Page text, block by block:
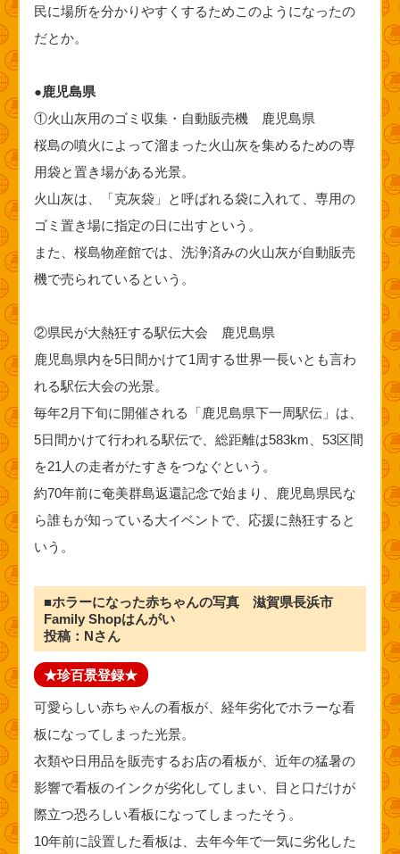
民に場所を分かりやすくするためこのようになったの
だとか。
●鹿児島県
①火山灰用のゴミ収集・自動販売機 鹿児島県
桜島の噴火によって溜まった火山灰を集めるための専
用袋と置き場がある光景。
火山灰は、「克灰袋」と呼ばれる袋に入れて、専用の
ゴミ置き場に指定の日に出すという。
また、桜島物産館では、洗浄済みの火山灰が自動販売
機で売られているという。
②県民が大熱狂する駅伝大会 鹿児島県
鹿児島県内を5日間かけて1周する世界一長いとも言わ
れる駅伝大会の光景。
毎年2月下旬に開催される「鹿児島県下一周駅伝」は、
5日間かけて行われる駅伝で、総距離は583km、53区間
を21人の走者がたすきをつなぐという。
約70年前に奄美群島返還記念で始まり、鹿児島県民な
ら誰もが知っている大イベントで、応援に熱狂すると
いう。
■ホラーになった赤ちゃんの写真 滋賀県長浜市
Family Shopはんがい
投稿：Nさん
★珍百景登録★
可愛らしい赤ちゃんの看板が、経年劣化でホラーな看
板になってしまった光景。
衣類や日用品を販売するお店の看板が、近年の猛暑の
影響で看板のインクが劣化してしまい、目と口だけが
際立つ恐ろしい看板になってしまったそう。
10年前に設置した看板は、去年今年で一気に劣化した